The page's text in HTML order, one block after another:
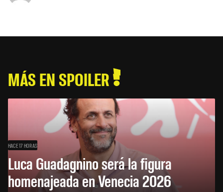
MÁS EN SPOILER
HACE 17 HORAS
Luca Guadagnino será la figura
homenajeada en Venecia 2026